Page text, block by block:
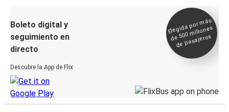
Boleto digital y
seguimiento en
directo
Descubre la App de Flix
Elegida por
más
de 500
millones
de pasajeros